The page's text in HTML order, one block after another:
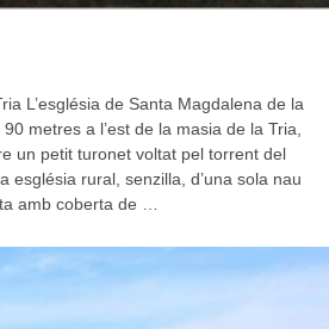
L’església de Santa Magdalena de la
metres a l’est de la masia de la Tria,
un petit turonet voltat pel torrent del
església rural, senzilla, d’una sola nau
amb coberta de …